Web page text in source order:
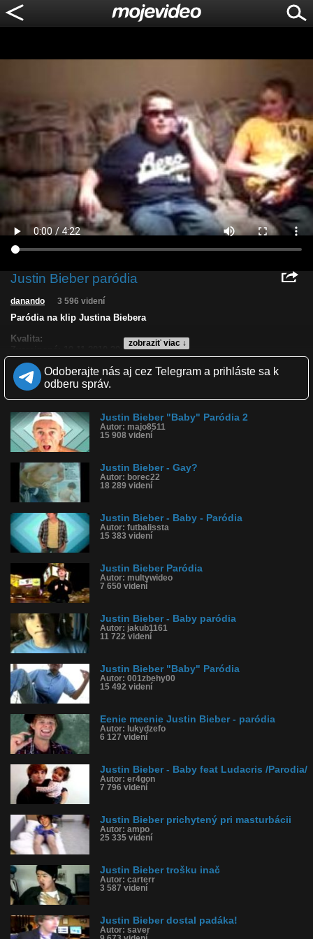
Justin Bieber paródia
zobraziť viac ↓
danando 3 596 videní
Paródia na klip Justina Biebera
Kvalita:
Zverejnené: 10.11.2010 20:47
Páči sa: 50% (4 hlasov)
Obľúbené: 0
Komentárov: 2
Tagy: justin bieber, klip, paródia, deti
História sledovanosti videa:
Odoberajte nás aj cez Telegram a prihláste sa k
odberu správ.
Justin Bieber "Baby" Paródia 2
Autor: majo8511
15 908 videní
Justin Bieber - Gay?
Autor: borec22
18 289 videní
Justin Bieber - Baby - Paródia
Autor: futbalissta
15 383 videní
Justin Bieber Paródia
Autor: multywideo
7 650 videní
Justin Bieber - Baby paródia
Autor: jakub1161
11 722 videní
Justin Bieber "Baby" Paródia
Autor: 001zbehy00
15 492 videní
Eenie meenie Justin Bieber - paródia
Autor: lukydzefo
6 127 videní
Justin Bieber - Baby feat Ludacris /Parodia/
Autor: er4gon
7 796 videní
Justin Bieber prichytený pri masturbácii
Autor: ampo
25 335 videní
Justin Bieber trošku inač
Autor: carterr
3 587 videní
Justin Bieber dostal padáka!
Autor: saver